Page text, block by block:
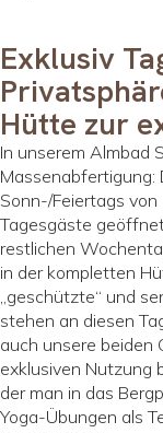
Exklusiv
Hütte zur
In unserem Almbad
Massenabfertigung:
Sonn-/Feiertags
Tagesgäste
restlichen
in der kompletten
„geschützte“ und
stehen an diesen
auch unsere beiden
exklusiven Nutzung
der man in das
Yoga-Übungen als